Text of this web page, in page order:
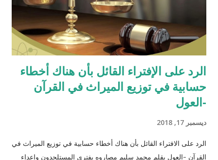
الرد على الإفتراء القائل بأن هناك أخطاء
حسابية في توزيع الميراث في القرآن
-العول
ديسمبر 17, 2018
الرد على الافتراء القائل بأن هناك أخطاء حسابية في توزيع الميراث في
القرآن -العول بقلم محمد سليم مصاروه يفتري المستلحدون واعداء